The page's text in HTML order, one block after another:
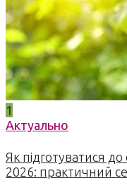
1
Актуально
Як підготуватися
2026: практичний